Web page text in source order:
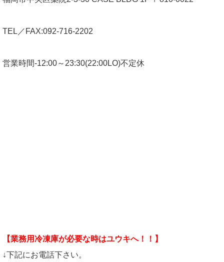
TEL／FAX:092-716-2202
営業時間-12:00～23:30(22:00LO)不定休
【業務用冷凍庫が必要な時はユウキへ！！】
↓下記にお電話下さい。